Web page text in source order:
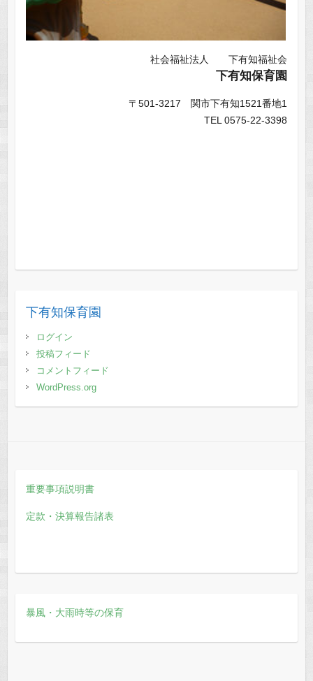
社会福祉法人 下有知福祉会
下有知保育園
〒501-3217 関市下有知1521番地1
TEL 0575-22-3398
下有知保育園
ログイン
投稿フィード
コメントフィード
WordPress.org
重要事項説明書
定款・決算報告諸表
暴風・大雨時等の保育